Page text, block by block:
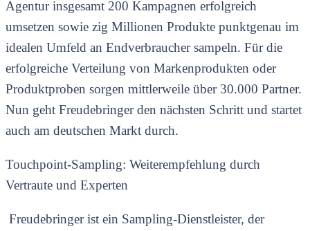
Agentur insgesamt 200 Kampagnen erfolgreich
umsetzen sowie zig Millionen Produkte punktgenau im
idealen Umfeld an Endverbraucher sampeln. Für die
erfolgreiche Verteilung von Markenprodukten oder
Produktproben sorgen mittlerweile über 30.000 Partner.
Nun geht Freudebringer den nächsten Schritt und startet
auch am deutschen Markt durch.
Touchpoint-Sampling: Weiterempfehlung durch
Vertraute und Experten
Freudebringer ist ein Sampling-Dienstleister, der